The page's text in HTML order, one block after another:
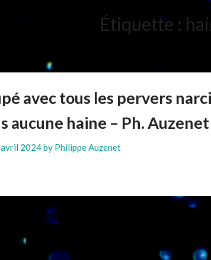
Étiquette :
avec tous les pervers
aucune haine – Ph. Auzenet
2024by Philippe Auzenet